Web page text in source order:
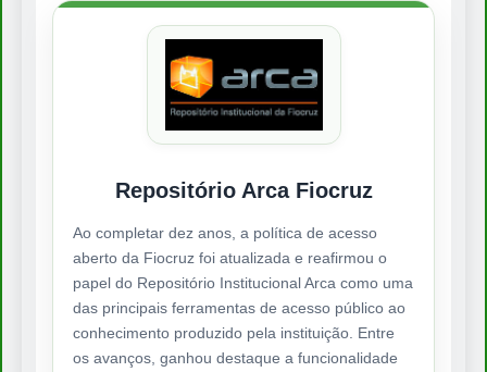
Repositório Arca Fiocruz
Ao completar dez anos, a política de acesso
aberto da Fiocruz foi atualizada e reafirmou o
papel do Repositório Institucional Arca como uma
das principais ferramentas de acesso público ao
conhecimento produzido pela instituição. Entre
os avanços, ganhou destaque a funcionalidade